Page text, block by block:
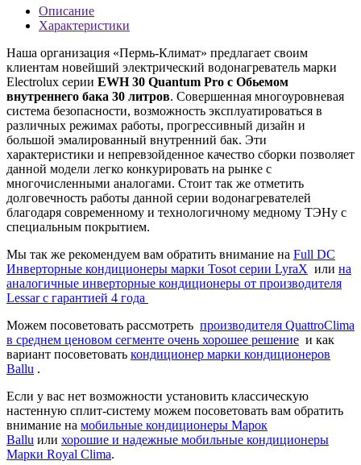
Описание
Характеристики
Наша организация «Пермь-Климат» предлагает своим
клиентам новейший электрический водонагреватель марки
Electrolux серии EWH 30 Quantum Pro c Обьемом
внутреннего бака 30 литров. Совершенная многоуровневая
система безопасности, возможность эксплуатироваться в
различных режимах работы, прогрессивный дизайн и
большой эмалированный внутренний бак. Эти
характеристики и непревзойденное качество сборки позволяет
данной модели легко конкурировать на рынке с
многочисленными аналогами. Стоит так же отметить
долговечность работы данной серии водонагревателей
благодаря современному и технологичному медному ТЭНу с
специальным покрытием.
Мы так же рекомендуем вам обратить внимание на Full DC
Инверторные кондиционеры марки Tosot серии LyraX или на
аналогичные инверторные кондиционеры от производителя
Lessar с гарантией 4 года
Можем посоветовать рассмотреть производителя QuattroClima
в среднем ценовом сегменте очень хорошее решение и как
вариант посоветовать кондиционер марки кондиционеров
Ballu .
Если у вас нет возможности установить классическую
настенную сплит-систему можем посоветовать вам обратить
внимание на мобильные кондиционеры Марок
Ballu или хорошие и надежные мобильные кондиционеры
Марки Royal Clima.